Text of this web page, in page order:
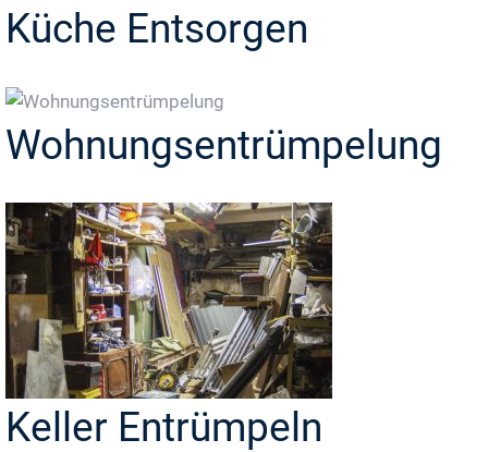
Küche Entsorgen
Wohnungsentrümpelung
Keller Entrümpeln